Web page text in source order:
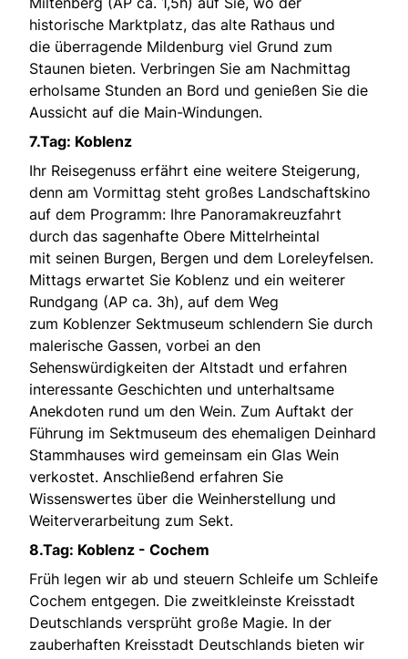
historische Marktplatz, das alte Rathaus und
die überragende Mildenburg viel Grund zum
Staunen bieten. Verbringen Sie am Nachmittag
erholsame Stunden an Bord und genießen Sie die
Aussicht auf die Main-Windungen.
7.Tag: Koblenz
Ihr Reisegenuss erfährt eine weitere Steigerung,
denn am Vormittag steht großes Landschaftskino
auf dem Programm: Ihre Panoramakreuzfahrt
durch das sagenhafte Obere Mittelrheintal
mit seinen Burgen, Bergen und dem Loreleyfelsen.
Mittags erwartet Sie Koblenz und ein weiterer
Rundgang (AP ca. 3h), auf dem Weg
zum Koblenzer Sektmuseum schlendern Sie durch
malerische Gassen, vorbei an den
Sehenswürdigkeiten der Altstadt und erfahren
interessante Geschichten und unterhaltsame
Anekdoten rund um den Wein. Zum Auftakt der
Führung im Sektmuseum des ehemaligen Deinhard
Stammhauses wird gemeinsam ein Glas Wein
verkostet. Anschließend erfahren Sie
Wissenswertes über die Weinherstellung und
Weiterverarbeitung zum Sekt.
8.Tag: Koblenz - Cochem
Früh legen wir ab und steuern Schleife um Schleife
Cochem entgegen. Die zweitkleinste Kreisstadt
Deutschlands versprüht große Magie. In der
zauberhaften Kreisstadt Deutschlands bieten wir